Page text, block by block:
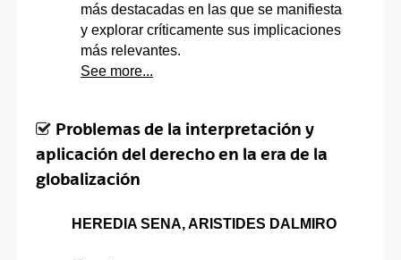
más destacadas en las que se manifiesta
y explorar críticamente sus implicaciones
más relevantes.
See more...
Problemas de la interpretación y
aplicación del derecho en la era de la
globalización
HEREDIA SENA, ARISTIDES DALMIRO